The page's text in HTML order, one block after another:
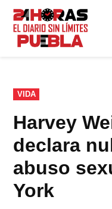
Saltar
contenido
PUBLICADO
EN
VIDA
Harvey
declara
abuso
York